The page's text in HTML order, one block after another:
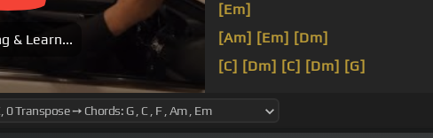
& Learn...
[Em]
[Am] [Em] [Dm]
[C] [Dm] [C] [Dm] [G]